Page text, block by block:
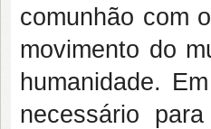
comunhão com
movimento do
humanidade.
necessário